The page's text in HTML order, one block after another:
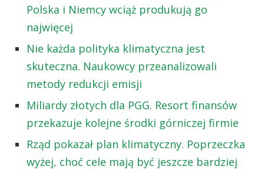
Polska i Niemcy wciąż produkują go
najwięcej
Nie każda polityka klimatyczna jest
skuteczna. Naukowcy przeanalizowali
metody redukcji emisji
Miliardy złotych dla PGG. Resort finansów
przekazuje kolejne środki górniczej firmie
Rząd pokazał plan klimatyczny. Poprzeczka
wyżej, choć cele mają być jeszcze bardziej